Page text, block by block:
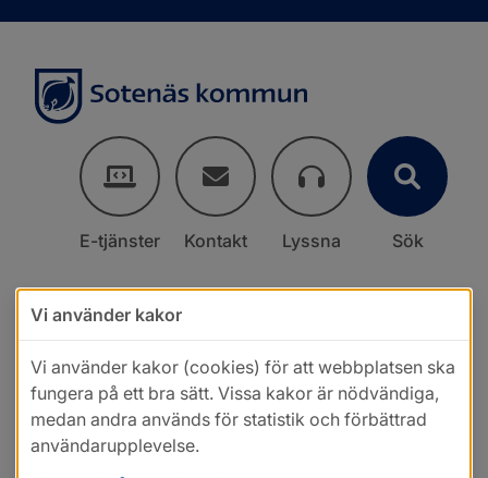
E-tjänster Kontakt Lyssna Sök
Vi använder kakor
Vi använder kakor (cookies) för att webbplatsen ska
fungera på ett bra sätt. Vissa kakor är nödvändiga,
medan andra används för statistik och förbättrad
användarupplevelse.